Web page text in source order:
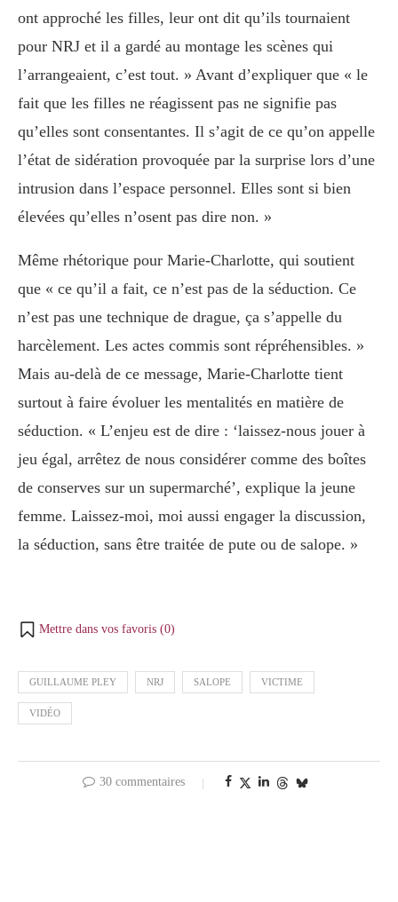
ont approché les filles, leur ont dit qu’ils tournaient
pour NRJ et il a gardé au montage les scènes qui
l’arrangeaient, c’est tout. » Avant d’expliquer que « le
fait que les filles ne réagissent pas ne signifie pas
qu’elles sont consentantes. Il s’agit de ce qu’on appelle
l’état de sidération provoquée par la surprise lors d’une
intrusion dans l’espace personnel. Elles sont si bien
élevées qu’elles n’osent pas dire non. »
Même rhétorique pour Marie-Charlotte, qui soutient
que « ce qu’il a fait, ce n’est pas de la séduction. Ce
n’est pas une technique de drague, ça s’appelle du
harcèlement. Les actes commis sont répréhensibles. »
Mais au-delà de ce message, Marie-Charlotte tient
surtout à faire évoluer les mentalités en matière de
séduction. « L’enjeu est de dire : ‘laissez-nous jouer à
jeu égal, arrêtez de nous considérer comme des boîtes
de conserves sur un supermarché’, explique la jeune
femme. Laissez-moi, moi aussi engager la discussion,
la séduction, sans être traitée de pute ou de salope. »
Mettre dans vos favoris (0)
GUILLAUME PLEY NRJ SALOPE VICTIME
VIDÉO
30 commentaires